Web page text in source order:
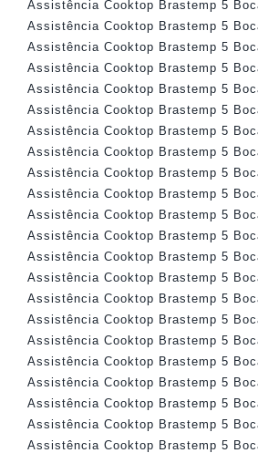
Assistência Cooktop Brastemp 5
Assistência Cooktop Brastemp 5
Assistência Cooktop Brastemp 5
Assistência Cooktop Brastemp 5
Assistência Cooktop Brastemp 5
Assistência Cooktop Brastemp 5
Assistência Cooktop Brastemp 5
Assistência Cooktop Brastemp 5
Assistência Cooktop Brastemp 5
Assistência Cooktop Brastemp 5
Assistência Cooktop Brastemp 5
Assistência Cooktop Brastemp 5
Assistência Cooktop Brastemp 5
Assistência Cooktop Brastemp 5
Assistência Cooktop Brastemp 5
Assistência Cooktop Brastemp 5
Assistência Cooktop Brastemp 5
Assistência Cooktop Brastemp 5
Assistência Cooktop Brastemp 5
Assistência Cooktop Brastemp 5
Assistência Cooktop Brastemp 5
Assistência Cooktop Brastemp 5